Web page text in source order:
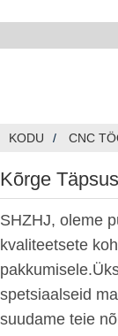
KODU CNC
Kõrge
SHZHJ, oleme
kvaliteetsete
spetsiaalseid
suudame teie